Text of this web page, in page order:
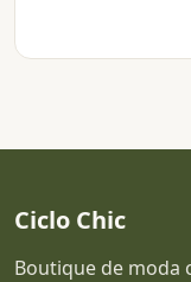
Ciclo Chic
Boutique de moda